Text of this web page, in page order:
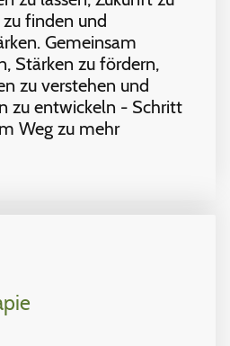
finden und
Gemeinsam
Stärken zu fördern,
zu verstehen und
zu entwickeln - Schritt
Weg zu mehr